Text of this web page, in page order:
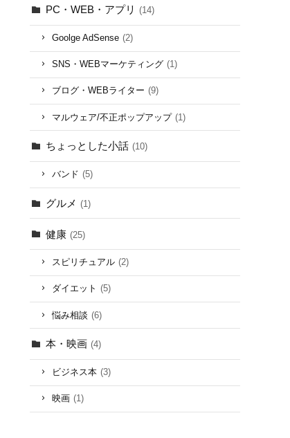
PC・WEB・アプリ (14)
Goolge AdSense (2)
SNS・WEBマーケティング (1)
ブログ・WEBライター (9)
マルウェア/不正ポップアップ (1)
ちょっとした小話 (10)
バンド (5)
グルメ (1)
健康 (25)
スピリチュアル (2)
ダイエット (5)
悩み相談 (6)
本・映画 (4)
ビジネス本 (3)
映画 (1)